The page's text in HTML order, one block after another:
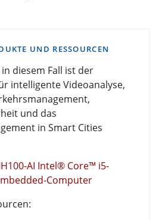
UND RESSOURCEN
diesem Fall ist der
intelligente Videoanalyse,
und das
in Smart Cities
AI Intel® Core™ i5-
Computer